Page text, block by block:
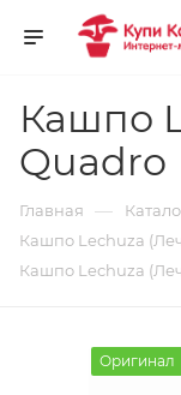
Кашпо
Quadro
Главная —
Кашпо Lechuza
Кашпо Lechuza
Оригинал